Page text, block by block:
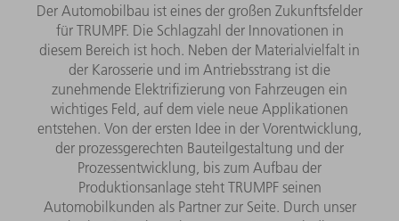
Der Automobilbau ist eines der großen Zukunftsfelder
für TRUMPF. Die Schlagzahl der Innovationen in
diesem Bereich ist hoch. Neben der Materialvielfalt in
der Karosserie und im Antriebsstrang ist die
zunehmende Elektrifizierung von Fahrzeugen ein
wichtiges Feld, auf dem viele neue Applikationen
entstehen. Von der ersten Idee in der Vorentwicklung,
der prozessgerechten Bauteilgestaltung und der
Prozessentwicklung, bis zum Aufbau der
Produktionsanlage steht TRUMPF seinen
Automobilkunden als Partner zur Seite. Durch unser